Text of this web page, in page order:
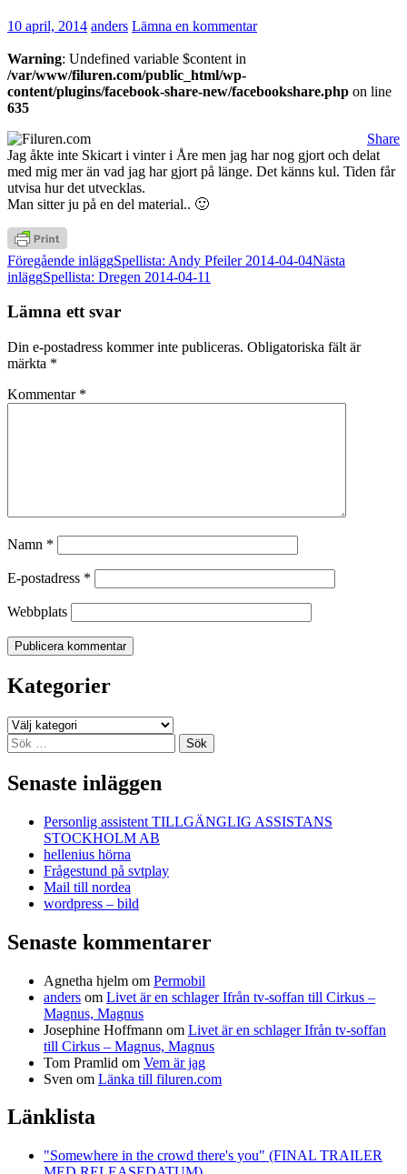
10 april, 2014 anders Lämna en kommentar
Warning: Undefined variable $content in
/var/www/filuren.com/public_html/wp-
content/plugins/facebook-share-new/facebookshare.php on line
635
Share
Jag åkte inte Skicart i vinter i Åre men jag har nog gjort och delat
med mig mer än vad jag har gjort på länge. Det känns kul. Tiden får
utvisa hur det utvecklas.
Man sitter ju på en del material.. 🙂
Inläggsnavigering
Föregående inläggSpellista: Andy Pfeiler 2014-04-04Nästa
inläggSpellista: Dregen 2014-04-11
Lämna ett svar
Din e-postadress kommer inte publiceras. Obligatoriska fält är
märkta *
Kommentar *
Namn *
E-postadress *
Webbplats
Kategorier
Kategorier
Sök
efter:
Senaste inläggen
Personlig assistent TILLGÄNGLIG ASSISTANS
STOCKHOLM AB
hellenius hörna
Frågestund på svtplay
Mail till nordea
wordpress – bild
Senaste kommentarer
Agnetha hjelm om Permobil
anders om Livet är en schlager Ifrån tv-soffan till Cirkus –
Magnus, Magnus
Josephine Hoffmann om Livet är en schlager Ifrån tv-soffan
till Cirkus – Magnus, Magnus
Tom Pramlid om Vem är jag
Sven om Länka till filuren.com
Länklista
"Somewhere in the crowd there's you" (FINAL TRAILER